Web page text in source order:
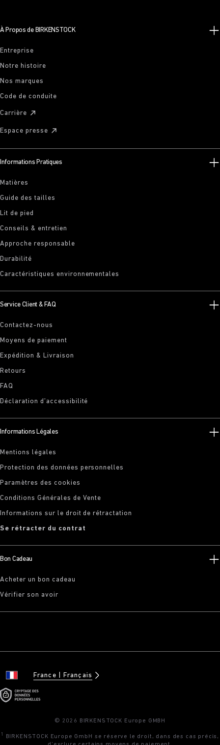
À Propos de BIRKENSTOCK
Entreprise
Notre histoire
Nos marques
Code de conduite
Carrière
Espace presse
Informations Pratiques
Matières
Guide des tailles
Lit de pied
Conseils & entretien
Approche responsable
Durabilité
Caractéristiques environnementales
Service Client & FAQ
Contactez-nous
Moyens de paiement
Expédition & Livraison
Retours
FAQ
Déclaration d’accessibilité
Informations Légales
Mentions légales
Protection des données personnelles
Paramètres des cookies
Conditions Générales de Vente
Informations sur le droit de rétractation
Se rétracter du contrat
Bon Cadeau
Acheter un bon cadeau
Vérifier son avoir
France Français
© 2026 BIRKENSTOCK Europe GMBH
1
BIRKENSTOCK Europe GmbH se réserve le droit, dans des cas précis,